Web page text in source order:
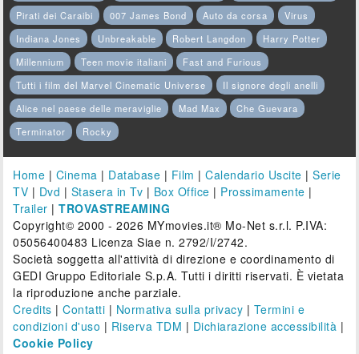
Pirati dei Caraibi
007 James Bond Auto da corsa
Virus
Indiana Jones
Unbreakable Robert Langdon
Harry Potter
Millennium
Teen movie italiani
Fast and Furious
Tutti i film del Marvel Cinematic Universe
Il signore degli anelli
Alice nel paese delle meraviglie
Mad Max
Che Guevara
Terminator
Rocky
Home | Cinema | Database | Film |Calendario Uscite |Serie
TV | Dvd | Stasera in Tv | Box Office | Prossimamente |
Trailer |TROVASTREAMING
Copyright© 2000 - 2026 MYmovies.it® Mo-Net s.r.l. P.IVA:
05056400483 Licenza Siae n. 2792/I/2742.
Società soggetta all'attività di direzione e coordinamento di
GEDI Gruppo Editoriale S.p.A. Tutti i diritti riservati. È vietata
la riproduzione anche parziale.
Credits |Contatti | Normativa sulla privacy | Termini e
condizioni d'uso | Riserva TDM | Dichiarazione accessibilità |
Cookie Policy